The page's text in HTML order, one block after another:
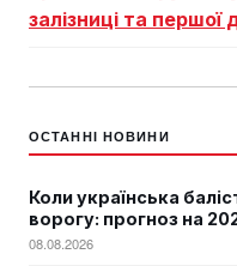
залізниці та першої
ОСТАННІ НОВИНИ
Коли українська
ворогу: прогноз на
08.08.2026